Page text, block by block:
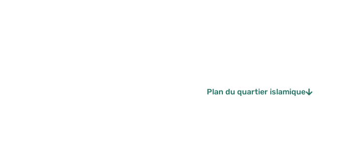
Plan du quartier islamique